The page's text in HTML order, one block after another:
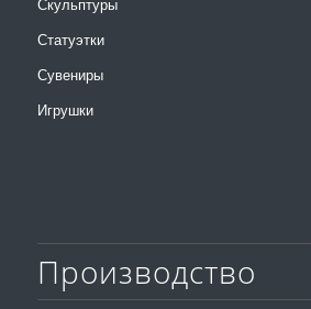
Скульптуры
Статуэтки
Сувениры
Игрушки
Производство